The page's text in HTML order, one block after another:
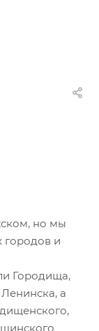
но мы
городов и
Городища,
а